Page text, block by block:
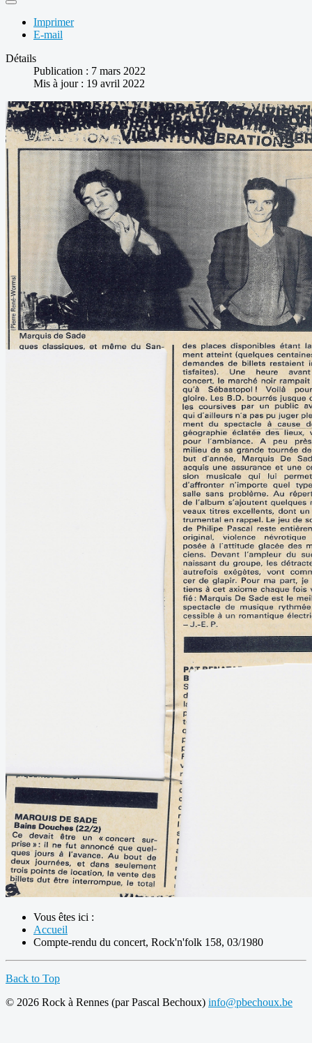
Imprimer
E-mail
Détails
Publication : 7 mars 2022
Mis à jour : 19 avril 2022
Vous êtes ici :
Accueil
Compte-rendu du concert, Rock'n'folk 158, 03/1980
Back to Top
© 2026 Rock à Rennes (par Pascal Bechoux) info@pbechoux.be